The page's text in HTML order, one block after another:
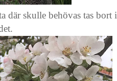
där skulle behövas tas bort i